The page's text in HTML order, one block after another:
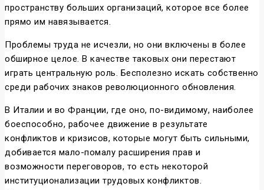
пространству больших организаций, которое все более
прямо им навязывается.
Проблемы труда не исчезли, но они включены в более
обширное целое. В качестве таковых они перестают
играть центральную роль. Бесполезно искать собственно
среди рабочих знаков революционного обновления.
В Италии и во Франции, где оно, по-видимому, наиболее
боеспособно, рабочее движение в результате
конфликтов и кризисов, которые могут быть сильными,
добивается мало-помалу расширения прав и
возможности переговоров, то есть некоторой
институционализации трудовых конфликтов.